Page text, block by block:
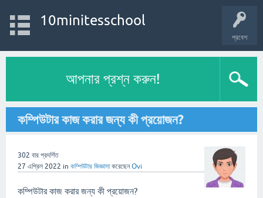
প্রবেশ
10minitesschool
আপনার প্রশ্ন করুন!
কম্পিউটার কাজ করার জন্য কী প্রয়োজন?
302 বার প্রদর্শিত
27 এপ্রিল 2022 in কম্পিউটার জিজ্ঞাসা করেছেনOvi
কম্পিউটার কাজ করার জন্য কী প্রয়োজন?